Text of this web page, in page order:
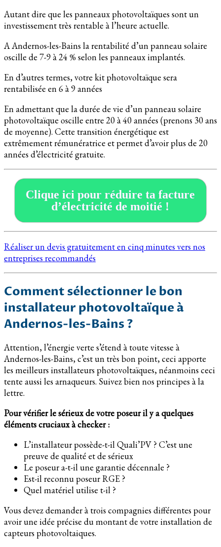
Autant dire que les panneaux photovoltaïques sont un
investissement très rentable à l’heure actuelle.
A Andernos-les-Bains la rentabilité d’un panneau solaire
oscille de 7-9 à 24 % selon les panneaux implantés.
En d’autres termes, votre kit photovoltaïque sera
rentabilisée en 6 à 9 années
En admettant que la durée de vie d’un panneau solaire
photovoltaïque oscille entre 20 à 40 années (prenons 30 ans
de moyenne). Cette transition énergétique est
extrêmement rémunératrice et permet d’avoir plus de 20
années d’électricité gratuite.
Clique ici pour réduire ta facture
d’électricité de moitié !
Réaliser un devis gratuitement en cinq minutes vers nos
entreprises recommandés
Comment sélectionner le bon
installateur photovoltaïque à
Andernos-les-Bains ?
Attention, l’énergie verte s’étend à toute vitesse à
Andernos-les-Bains, c’est un très bon point, ceci apporte
les meilleurs installateurs photovoltaïques, néanmoins ceci
tente aussi les arnaqueurs. Suivez bien nos principes à la
lettre.
Pour vérifier le sérieux de votre poseur il y a quelques
éléments cruciaux à checker :
L’installateur possède-t-il Quali’PV ? C’est une
preuve de qualité et de sérieux
Le poseur a-t-il une garantie décennale ?
Est-il reconnu poseur RGE ?
Quel matériel utilise t-il ?
Vous devez demander à trois compagnies différentes pour
avoir une idée précise du montant de votre installation de
capteurs photovoltaiques.